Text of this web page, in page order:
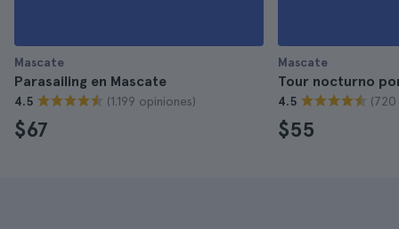
Mascate
Parasailing en Mascate
4.5 (1.199 opiniones)
$67
Mascate
Tour nocturno
4.5 (720
$55